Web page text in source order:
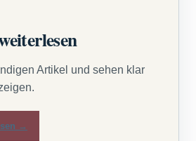
Artikel und sehen klar
→